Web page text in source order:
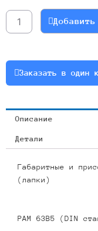
RC47-
23.28-
или
RCF47-
60-
0.37
Заказать в один
Описание
Детали
Габаритные и
(лапки)
PAM 63B5 (DIN